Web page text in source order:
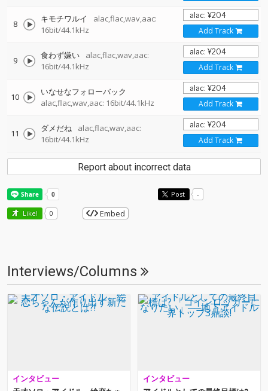
8 キモチワルイ
alac,flac,wav,aac:
16bit/44.1kHz
Add Track
9 食わず嫌い
alac,flac,wav,aac:
16bit/44.1kHz
Add Track
10
いなせなフォローバック
alac,flac,wav,aac: 16bit/44.1kHz
Add Track
11 ダメだね
alac,flac,wav,aac:
16bit/44.1kHz
Add Track
Report about incorrect data
Post -
Like! 0 Embed
Interviews/Columns
インタビュー
インタビュー